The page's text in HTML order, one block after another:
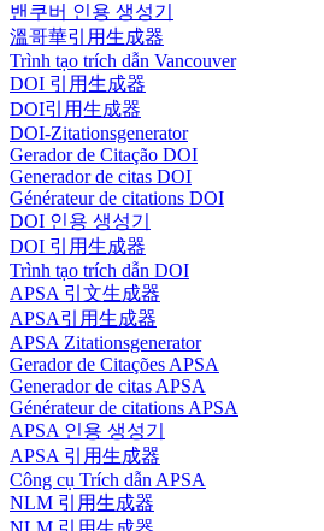
밴쿠버 인용 생성기
溫哥華引用生成器
Trình tạo trích dẫn Vancouver
DOI 引用生成器
DOI引用生成器
DOI-Zitationsgenerator
Gerador de Citação DOI
Generador de citas DOI
Générateur de citations DOI
DOI 인용 생성기
DOI 引用生成器
Trình tạo trích dẫn DOI
APSA 引文生成器
APSA引用生成器
APSA Zitationsgenerator
Gerador de Citações APSA
Generador de citas APSA
Générateur de citations APSA
APSA 인용 생성기
APSA 引用生成器
Công cụ Trích dẫn APSA
NLM 引用生成器